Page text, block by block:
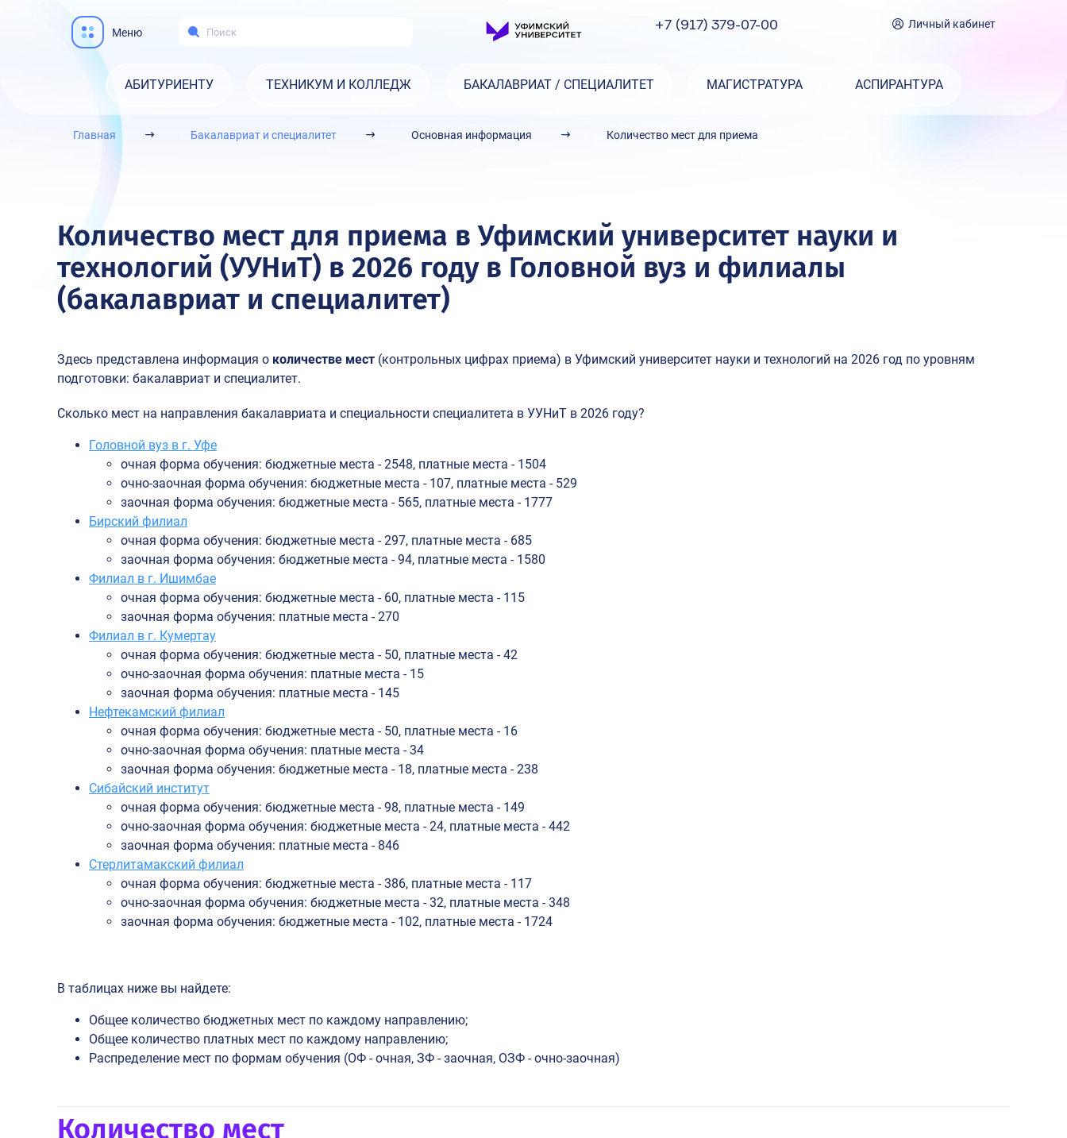
Меню +7 (917) 379-07-00 Личный кабинет
АБИТУРИЕНТУ ТЕХНИКУМ И КОЛЛЕДЖ БАКАЛАВРИАТ / СПЕЦИАЛИТЕТ МАГИСТРАТУРА АСПИРАНТУРА
Главная Бакалавриат и специалитет Основная информация Количество мест для приема
Количество мест для приема в Уфимский университет науки и
технологий (УУНиТ) в 2026 году в Головной вуз и филиалы
(бакалавриат и специалитет)
Здесь представлена информация о количестве мест (контрольных цифрах приема) в Уфимский университет науки и технологий на 2026 год по уровням
подготовки: бакалавриат и специалитет.
Сколько мест на направления бакалавриата и специальности специалитета в УУНиТ в 2026 году?
Головной вуз в г. Уфе
очная форма обучения: бюджетные места - 2548, платные места - 1504
очно-заочная форма обучения: бюджетные места - 107, платные места - 529
заочная форма обучения: бюджетные места - 565, платные места - 1777
Бирский филиал
очная форма обучения: бюджетные места - 297, платные места - 685
заочная форма обучения: бюджетные места - 94, платные места - 1580
Филиал в г. Ишимбае
очная форма обучения: бюджетные места - 60, платные места - 115
заочная форма обучения: платные места - 270
Филиал в г. Кумертау
очная форма обучения: бюджетные места - 50, платные места - 42
очно-заочная форма обучения: платные места - 15
заочная форма обучения: платные места - 145
Нефтекамский филиал
очная форма обучения: бюджетные места - 50, платные места - 16
очно-заочная форма обучения: платные места - 34
заочная форма обучения: бюджетные места - 18, платные места - 238
Сибайский институт
очная форма обучения: бюджетные места - 98, платные места - 149
очно-заочная форма обучения: бюджетные места - 24, платные места - 442
заочная форма обучения: платные места - 846
Стерлитамакский филиал
очная форма обучения: бюджетные места - 386, платные места - 117
очно-заочная форма обучения: бюджетные места - 32, платные места - 348
заочная форма обучения: бюджетные места - 102, платные места - 1724
В таблицах ниже вы найдете:
Общее количество бюджетных мест по каждому направлению;
Общее количество платных мест по каждому направлению;
Распределение мест по формам обучения (ОФ - очная, ЗФ - заочная, ОЗФ - очно-заочная)
Количество мест